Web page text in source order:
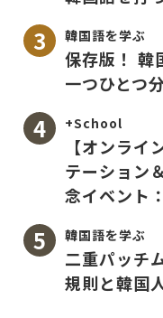
韓国語を学ぶ
保存版！ 韓
一つひとつ
+School
【オンラ
テーション
念イベント
韓国語を学ぶ
二重パッチ
規則と韓国